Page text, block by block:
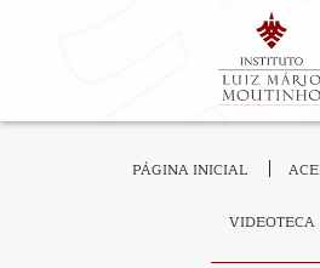
PÁGINA INICIAL
VIDEOTECA